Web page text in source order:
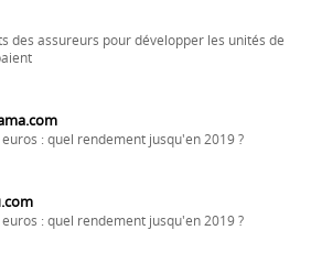
des assureurs pour développer les unités de
euros : quel rendement jusqu'en 2019 ?
euros : quel rendement jusqu'en 2019 ?